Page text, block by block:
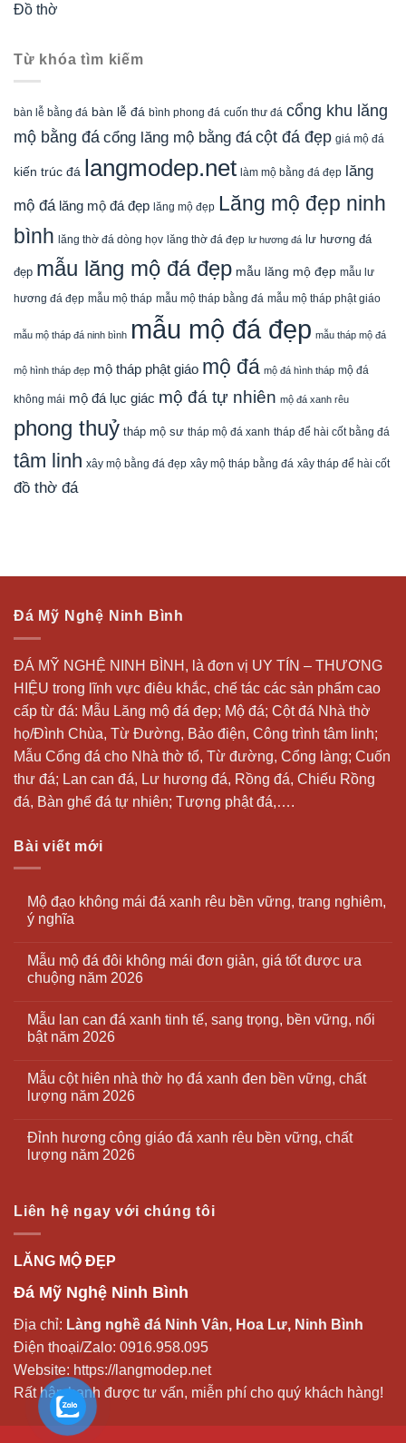
Đồ thờ
Từ khóa tìm kiếm
bàn lễ bằng đá bàn lễ đá bình phong đá cuốn thư đá cổng khu lăng
mộ bằng đá cổng lăng mộ bằng đá cột đá đẹp giá mộ đá
kiến trúc đá langmodep.net làm mộ bằng đá đẹp lăng
mộ đá lăng mộ đá đẹp lăng mộ đẹp Lăng mộ đẹp ninh
bình lăng thờ đá dòng họv lăng thờ đá đẹp lư hương đá lư hương đá
đẹp mẫu lăng mộ đá đẹp mẫu lăng mộ đẹp mẫu lư
hương đá đẹp mẫu mộ tháp mẫu mộ tháp bằng đá mẫu mộ tháp phật giáo
mẫu mộ tháp đá ninh bình mẫu mộ đá đẹp mẫu tháp mộ đá
mộ hình tháp đẹp mộ tháp phật giáo mộ đá mộ đá hình tháp mộ đá
không mái mộ đá lục giác mộ đá tự nhiên mộ đá xanh rêu
phong thuỷ tháp mộ sư tháp mộ đá xanh tháp để hài cốt bằng đá
tâm linh xây mộ bằng đá đẹp xây mộ tháp bằng đá xây tháp để hài cốt
đồ thờ đá
Đá Mỹ Nghệ Ninh Bình
ĐÁ MỸ NGHỆ NINH BÌNH, là đơn vị UY TÍN – THƯƠNG
HIỆU trong lĩnh vực điêu khắc, chế tác các sản phẩm cao
cấp từ đá: Mẫu Lăng mộ đá đẹp; Mộ đá; Cột đá Nhà thờ
họ/Đình Chùa, Từ Đường, Bảo điện, Công trình tâm linh;
Mẫu Cổng đá cho Nhà thờ tổ, Từ đường, Cổng làng; Cuốn
thư đá; Lan can đá, Lư hương đá, Rồng đá, Chiếu Rồng
đá, Bàn ghế đá tự nhiên; Tượng phật đá,….
Bài viết mới
Mộ đạo không mái đá xanh rêu bền vững, trang nghiêm,
ý nghĩa
Mẫu mộ đá đôi không mái đơn giản, giá tốt được ưa
chuộng năm 2026
Mẫu lan can đá xanh tinh tế, sang trọng, bền vững, nổi
bật năm 2026
Mẫu cột hiên nhà thờ họ đá xanh đen bền vững, chất
lượng năm 2026
Đỉnh hương công giáo đá xanh rêu bền vững, chất
lượng năm 2026
Liên hệ ngay với chúng tôi
LĂNG MỘ ĐẸP
Đá Mỹ Nghệ Ninh Bình
Địa chỉ: Làng nghề đá Ninh Vân, Hoa Lư, Ninh Bình
Điện thoại/Zalo: 0916.958.095
Website: https://langmodep.net
Rất hân hạnh được tư vấn, miễn phí cho quý khách hàng!